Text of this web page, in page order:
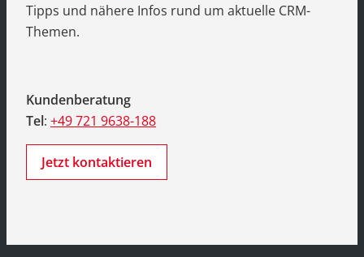
Tipps und nähere Infos rund um aktuelle CRM-
Themen.
Kundenberatung
Tel: +49 721 9638-188
Jetzt kontaktieren